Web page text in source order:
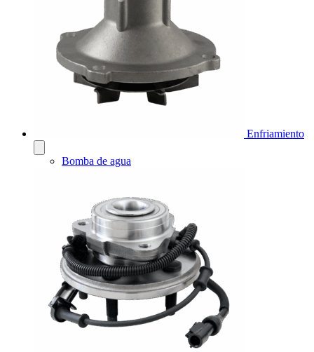
Enfriamiento
Bomba de agua